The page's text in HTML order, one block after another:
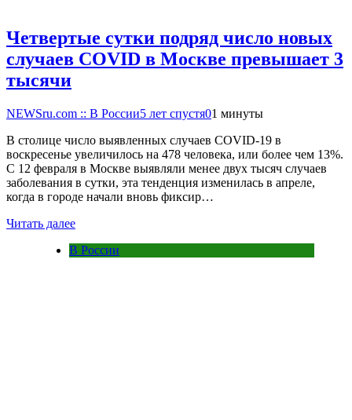
Четвертые сутки подряд число новых
случаев COVID в Москве превышает 3
тысячи
NEWSru.com :: В России5 лет спустя01 минуты
В столице число выявленных случаев COVID-19 в
воскресенье увеличилось на 478 человека, или более чем 13%.
С 12 февраля в Москве выявляли менее двух тысяч случаев
заболевания в сутки, эта тенденция изменилась в апреле,
когда в городе начали вновь фиксир…
Читать далее
В России